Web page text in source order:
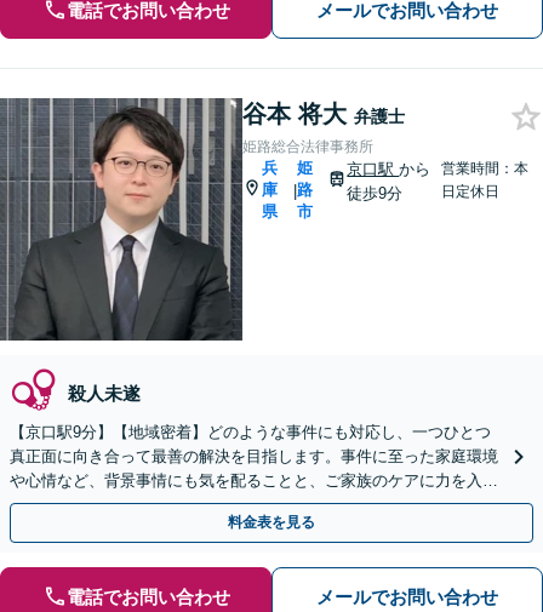
電話でお問い合わせ メールでお問い合わせ
谷本 将大 弁護士
姫路総合法律事務所
兵
庫
県
|
姫
路
市
京口駅から
徒歩9分
営業時間：本
日定休日
殺人未遂
【京口駅9分】【地域密着】どのような事件にも対応し、一つひとつ
真正面に向き合って最善の解決を目指します。事件に至った家庭環境
や心情など、背景事情にも気を配ることと、ご家族のケアに力を入れ
ています。おひとりで悩まず、すぐにご相談ください。
料金表を見る
電話でお問い合わせ メールでお問い合わせ